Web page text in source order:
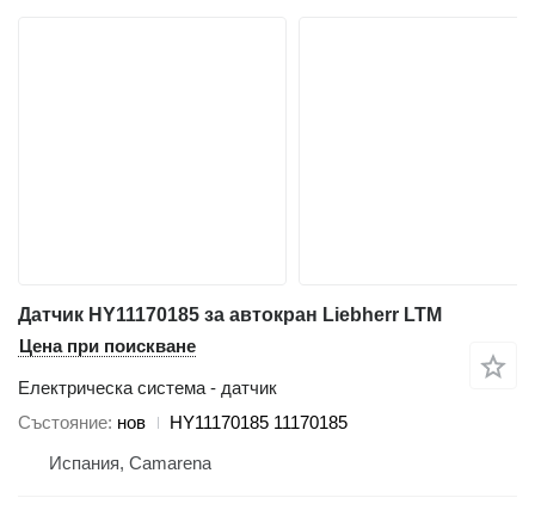
Датчик HY11170185 за автокран Liebherr LTM
Цена при поискване
Електрическа система - датчик
Състояние нов
HY11170185 11170185
Испания, Camarena